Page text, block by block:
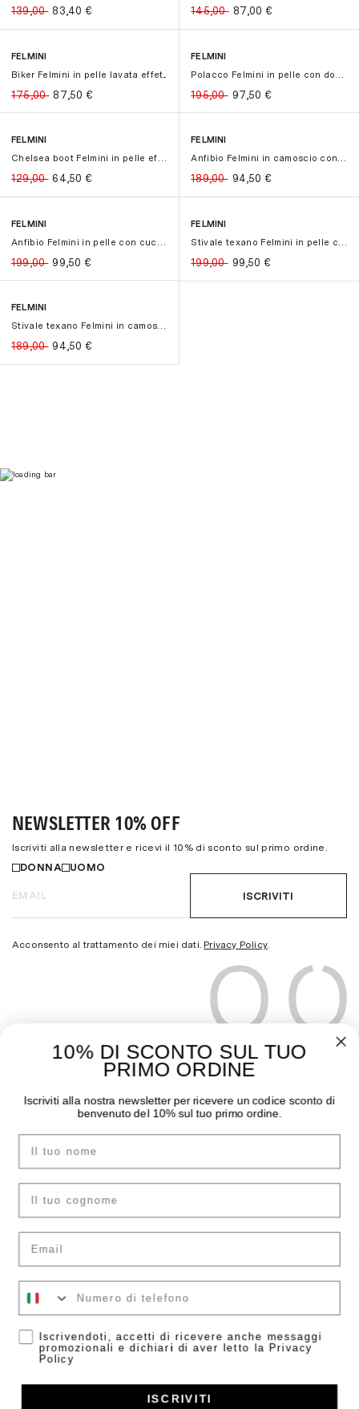
139,00 83,40€ 145,00 87,00€
-50%
-50%
FELMINI
Biker Felmini in pelle lavata effet...
175,00 87,50€
-50%
-50%
FELMINI
195,00 97,50€
-50%
-50%
FELMINI
Chelsea boot Felmini in pelle effet...
129,00 64,50€
-50%
-50%
FELMINI
Anfibio Felmini in camoscio con cuc...
189,00 94,50€
-50%
-50%
FELMINI
199,00 99,50€
-50%
-50%
FELMINI
199,00 99,50€
-50%
-50%
FELMINI
Stivale texano Felmini in camoscio ...
189,00 94,50€
NEWSLETTER 10% OFF
Iscriviti alla newsletter e ricevi il 10% di sconto sul primo ordine.
DONNA
UOMO
ISCRIVITI
Acconsento al trattamento dei miei dati. Privacy Policy.
I negozi
Instagram
Facebook
Pagamenti
Spedizioni
Guida Taglie
ACCOUNT
Accedi
LEGAL AREA
Privacy Policy
10% DI SCONTO SUL TUO
PRIMO ORDINE
Iscriviti alla nostra newsletter per ricevere un codice sconto di
benvenuto del 10% sul tuo primo ordine.
Nome
cognome
Email
Il tuo numero
Accetta
Iscrivendoti, accetti di ricevere anche messaggi
promozionali e dichiari di aver letto la Privacy
Policy
ISCRIVITI